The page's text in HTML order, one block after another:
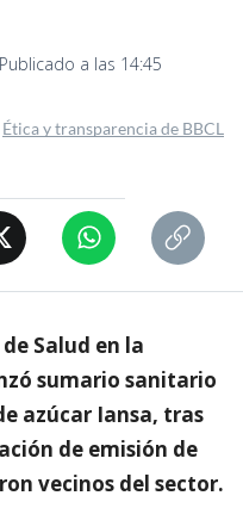
a las 14:45
Ética y transparencia de BBCL
Salud en la
sumario sanitario
azúcar Iansa, tras
de emisión de
vecinos del sector.